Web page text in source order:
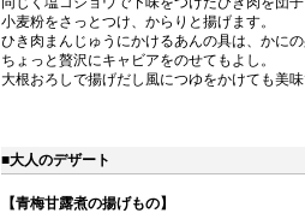
小麦粉をさっとつけ、からりと揚げます。
ひき肉まんじゅうにかけるあんの具は、かに
ちょっと贅沢にキャビアをのせてもよし。
大根おろしで揚げだし風につゆをかけても美
■大人のデザート
【青梅甘露煮の揚げもの】